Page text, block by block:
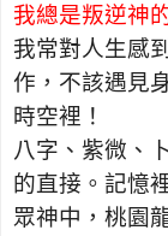
我總是叛逆神
我常對人生感
作，不該遇見
時空裡！
八字、紫微、
的直接。記憶
眾神中，桃園